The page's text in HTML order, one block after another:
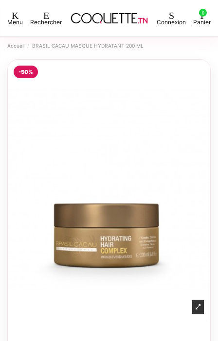
Menu Rechercher Connexion
0
Panier
Accueil BRASIL CACAU MASQUE HYDRATANT 200 ML
-50%